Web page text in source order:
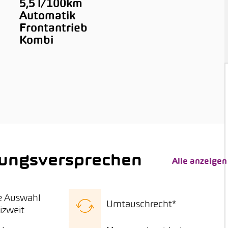
5,5 l/100km
Automatik
Frontantrieb
Kombi
Alle anzeigen
Auswahl
Umtauschrecht*